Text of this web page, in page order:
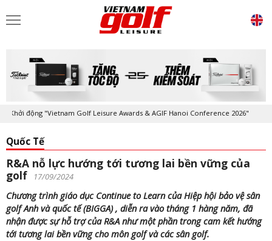
động "Vietnam Golf Leisure Awards & AGIF Hanoi Conference 2026"
Quốc Tế
R&A nỗ lực hướng tới tương lai bền vững của
golf
17/09/2024
Chương trình giáo dục Continue to Learn của Hiệp hội bảo vệ sân
golf Anh và quốc tế (BIGGA) , diễn ra vào tháng 1 hàng năm, đã
nhận được sự hỗ trợ của R&A như một phần trong cam kết hướng
tới tương lai bền vững cho môn golf và các sân golf.